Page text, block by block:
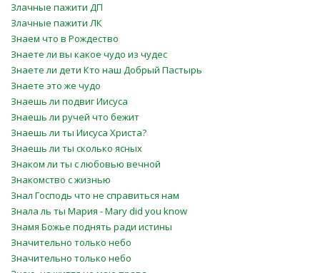
Злачные пажити ДП
Злачные пажити ЛК
Знаем что в Рождество
Знаете ли вы какое чудо из чудес
Знаете ли дети Кто наш Добрый Пастырь
Знаете это же чудо
Знаешь ли подвиг Иисуса
Знаешь ли ручей что бежит
Знаешь ли ты Иисуса Христа?
Знаешь ли ты сколько ясных
Знаком ли ты с любовью вечной
Знакомство с жизнью
Знал Господь что не справиться нам
Знала ль ты Мария - Mary did you know
Знамя Божье поднять ради истины
Значительно только небо
Значительно только небо